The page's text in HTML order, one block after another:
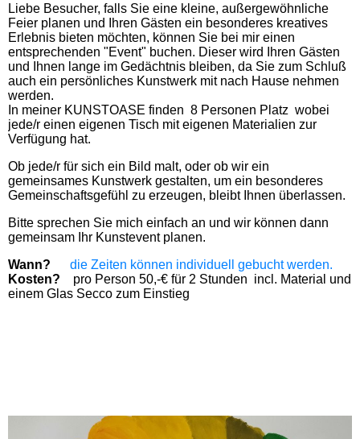
Liebe Besucher, falls Sie eine kleine, außergewöhnliche
Feier planen und Ihren Gästen ein besonderes kreatives
Erlebnis bieten möchten, können Sie bei mir einen
entsprechenden "Event" buchen. Dieser wird Ihren Gästen
und Ihnen lange im Gedächtnis bleiben, da Sie zum Schluß
auch ein persönliches Kunstwerk mit nach Hause nehmen
werden.
In meiner KUNSTOASE finden 8 Personen Platz wobei
jede/r einen eigenen Tisch mit eigenen Materialien zur
Verfügung hat.
Ob jede/r für sich ein Bild malt, oder ob wir ein
gemeinsames Kunstwerk gestalten, um ein besonderes
Gemeinschaftsgefühl zu erzeugen, bleibt Ihnen überlassen.
Bitte sprechen Sie mich einfach an und wir können dann
gemeinsam Ihr Kunstevent planen.
Wann?
die Zeiten können individuell gebucht werden.
Kosten?
pro Person 50,-€ für 2 Stunden incl. Material und
einem Glas Secco zum Einstieg